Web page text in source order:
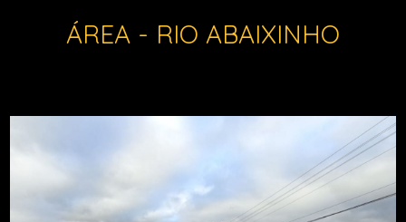
ÁREA - RIO ABAIXINHO